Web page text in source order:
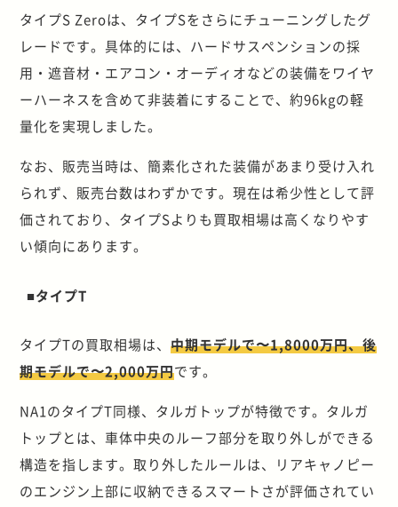
タイプS Zeroは、タイプSをさらにチューニングしたグ
レードです。具体的には、ハードサスペンションの採
用・遮音材・エアコン・オーディオなどの装備をワイヤ
ーハーネスを含めて非装着にすることで、約96kgの軽
量化を実現しました。
なお、販売当時は、簡素化された装備があまり受け入れ
られず、販売台数はわずかです。現在は希少性として評
価されており、タイプSよりも買取相場は高くなりやす
い傾向にあります。
■タイプT
タイプTの買取相場は、中期モデルで〜1,8000万円、後
期モデルで〜2,000万円です。
NA1のタイプT同様、タルガトップが特徴です。タルガ
トップとは、車体中央のルーフ部分を取り外しができる
構造を指します。取り外したルールは、リアキャノピー
のエンジン上部に収納できるスマートさが評価されてい